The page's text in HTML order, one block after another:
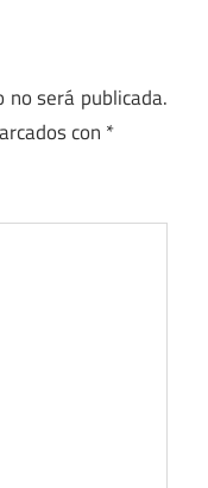
no será publicada.
con *